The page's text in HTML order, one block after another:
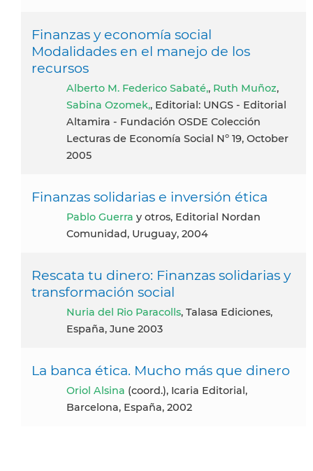
Finanzas y economía social
Modalidades en el manejo de los
recursos
Alberto M. Federico Sabaté,, Ruth Muñoz,
Sabina Ozomek,, Editorial: UNGS - Editorial
Altamira - Fundación OSDE Colección
Lecturas de Economía Social Nº 19, October
2005
Finanzas solidarias e inversión ética
Pablo Guerra y otros, Editorial Nordan
Comunidad, Uruguay, 2004
Rescata tu dinero: Finanzas solidarias y
transformación social
Nuria del Rio Paracolls, Talasa Ediciones,
España, June 2003
La banca ética. Mucho más que dinero
Oriol Alsina (coord.), Icaria Editorial,
Barcelona, España, 2002